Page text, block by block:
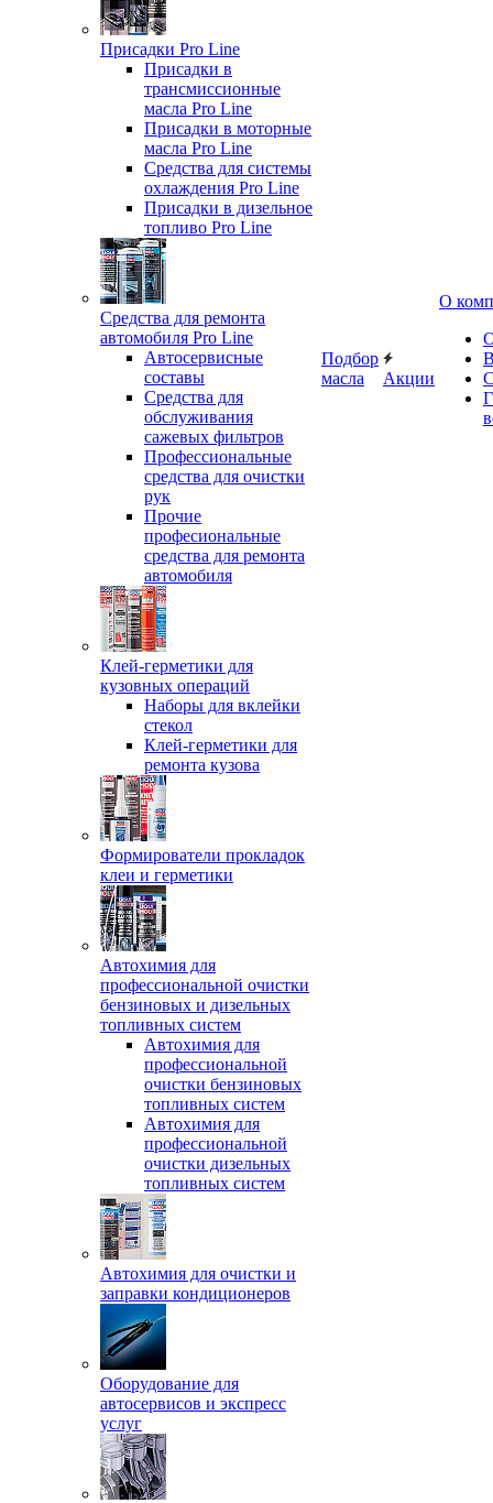
Присадки Pro Line
Присадки в
трансмиссионные
масла Pro Line
Присадки в моторные
масла Pro Line
Средства для системы
охлаждения Pro Line
Присадки в дизельное
топливо Pro Line
Средства для ремонта
автомобиля Pro Line
Автосервисные
составы
Средства для
обслуживания
сажевых фильтров
Профессиональные
средства для очистки
рук
Прочие
професиональные
средства для ремонта
автомобиля
Клей-герметики для
кузовных операций
Наборы для вклейки
стекол
Клей-герметики для
ремонта кузова
Формирователи прокладок
клеи и герметики
Автохимия для
профессиональной очистки
бензиновых и дизельных
топливных систем
Автохимия для
профессиональной
очистки бензиновых
топливных систем
Автохимия для
профессиональной
очистки дизельных
топливных систем
Автохимия для очистки и
заправки кондиционеров
Оборудование для
автосервисов и экспресс
услуг
Подбор
масла
Акции
О